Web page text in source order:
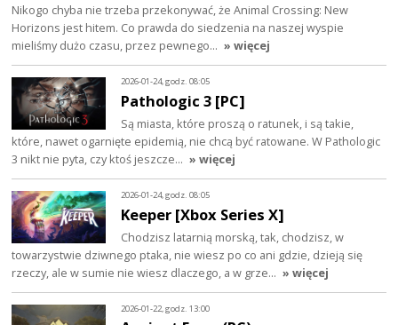
Nikogo chyba nie trzeba przekonywać, że Animal Crossing: New
Horizons jest hitem. Co prawda do siedzenia na naszej wyspie
mieliśmy dużo czasu, przez pewnego… » więcej
2026-01-24, godz. 08:05
Pathologic 3 [PC]
Są miasta, które proszą o ratunek, i są takie,
które, nawet ogarnięte epidemią, nie chcą być ratowane. W Pathologic
3 nikt nie pyta, czy ktoś jeszcze… » więcej
2026-01-24, godz. 08:05
Keeper [Xbox Series X]
Chodzisz latarnią morską, tak, chodzisz, w
towarzystwie dziwnego ptaka, nie wiesz po co ani gdzie, dzieją się
rzeczy, ale w sumie nie wiesz dlaczego, a w grze… » więcej
2026-01-22, godz. 13:00